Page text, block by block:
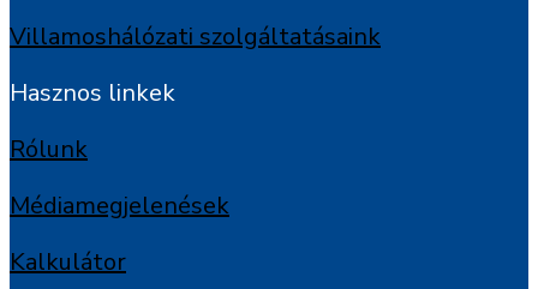
Villamoshálózati szolgáltatásaink
Hasznos linkek
Rólunk
Médiamegjelenések
Kalkulátor